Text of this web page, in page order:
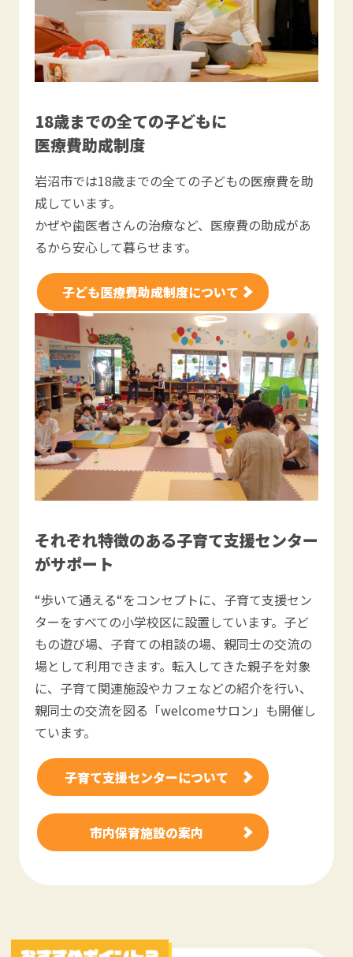
18歳までの全ての子どもに
医療費助成制度
岩沼市では18歳までの全ての子どもの医療費を助
成しています。
かぜや歯医者さんの治療など、医療費の助成があ
るから安心して暮らせます。
子ども医療費助成制度について
それぞれ特徴のある子育て支援センター
がサポート
“歩いて通える“をコンセプトに、子育て支援セン
ターをすべての小学校区に設置しています。子ど
もの遊び場、子育ての相談の場、親同士の交流の
場として利用できます。転入してきた親子を対象
に、子育て関連施設やカフェなどの紹介を行い、
親同士の交流を図る「welcomeサロン」も開催し
ています。
子育て支援センターについて
市内保育施設の案内